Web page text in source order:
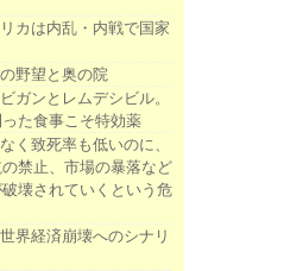
カは内乱・内戦で国家
野望と奥の院
ガンとレムデシビル。
た食事こそ特効薬
く致死率も低いのに、
禁止、市場の暴落など
壊されていくという危
界経済崩壊へのシナリ